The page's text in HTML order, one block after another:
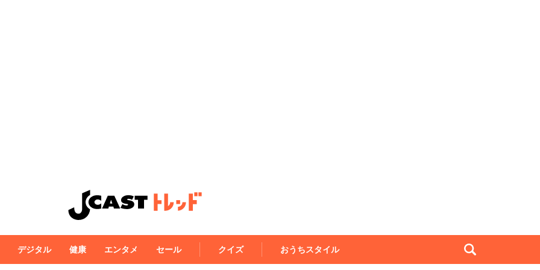
デジタル 健康 エンタメ セール クイズ おうちスタイル